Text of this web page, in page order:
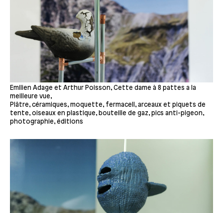
Emilien Adage et Arthur Poisson, Cette dame à 8 pattes a la
meilleure vue,
Plâtre, céramiques, moquette, fermacell, arceaux et piquets de
tente, oiseaux en plastique, bouteille de gaz, pics anti-pigeon,
photographie, éditions